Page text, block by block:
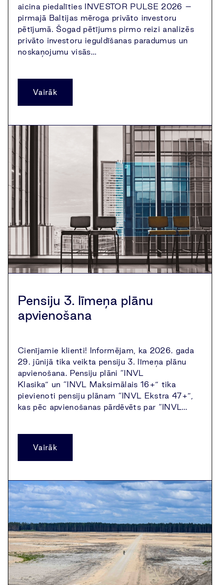
aicina piedalīties INVESTOR PULSE 2026 –
pirmajā Baltijas mēroga privāto investoru
pētījumā. Šogad pētījums pirmo reizi analizēs
privāto investoru ieguldīšanas paradumus un
noskaņojumu visās…
Vairāk
Pensiju 3. līmeņa plānu
apvienošana
Cienījamie klienti! Informējam, ka 2026. gada
29. jūnijā tika veikta pensiju 3. līmeņa plānu
apvienošana. Pensiju plāni “INVL
Klasika” un “INVL Maksimālais 16+” tika
pievienoti pensiju plānam “INVL Ekstra 47+”,
kas pēc apvienošanas pārdēvēts par “INVL…
Vairāk